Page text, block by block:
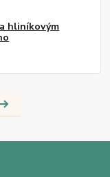
hliníkovým